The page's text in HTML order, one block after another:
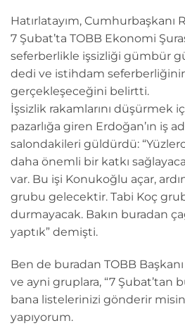
Hatırlatayım, Cumhurbaşkanı
7 Şubat’ta TOBB Ekonomi
seferberlikle işsizliği gümbür
dedi ve istihdam
gerçekleşeceğini belirtti.
İşsizlik rakamlarını düşürmek
pazarlığa giren Erdoğan’ın iş
salondakileri güldürdü:
daha önemli bir katkı
var. Bu işi Konukoğlu açar,
grubu gelecektir. Tabi Koç
durmayacak. Bakın buradan
yaptık” demişti.
Ben de buradan TOBB Başkanı
ve ayni gruplara, “7 Şubat’tan
bana listelerinizi gönderir
yapıyorum.